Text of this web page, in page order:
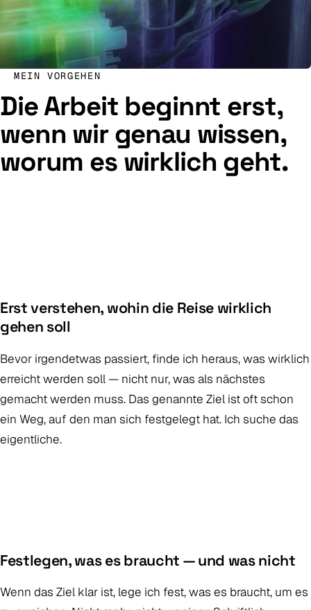
MEIN VORGEHEN
Die Arbeit beginnt erst,
wenn wir genau wissen,
worum es wirklich geht.
Erst verstehen, wohin die Reise wirklich
gehen soll
Bevor irgendetwas passiert, finde ich heraus, was wirklich
erreicht werden soll — nicht nur, was als nächstes
gemacht werden muss. Das genannte Ziel ist oft schon
ein Weg, auf den man sich festgelegt hat. Ich suche das
eigentliche.
Festlegen, was es braucht — und was nicht
Wenn das Ziel klar ist, lege ich fest, was es braucht, um es